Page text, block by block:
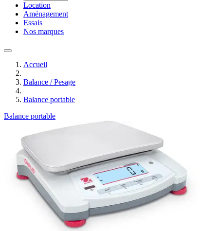
Location
Aménagement
Essais
Nos marques
Accueil
Balance / Pesage
Balance portable
Balance portable